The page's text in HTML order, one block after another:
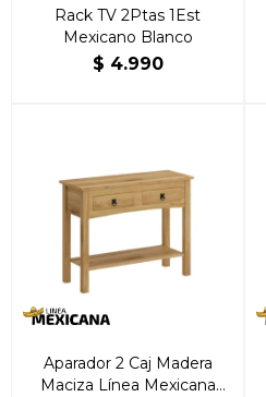
Rack TV 2Ptas 1Est
Mexicano Blanco
$ 4.990
Aparador 2 Caj Madera
Maciza Línea Mexicana